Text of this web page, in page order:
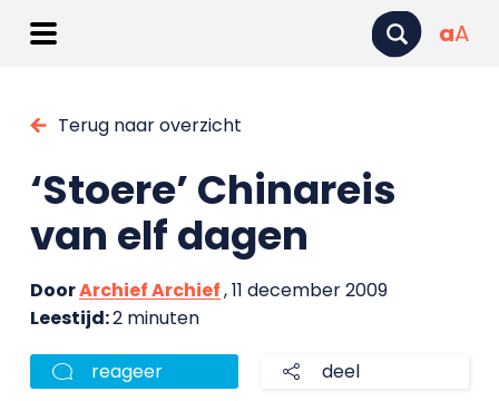
aA
Terug naar overzicht
‘Stoere’ Chinareis
van elf dagen
DoorArchief Archief, 11 december 2009
Leestijd:2 minuten
reageer deel